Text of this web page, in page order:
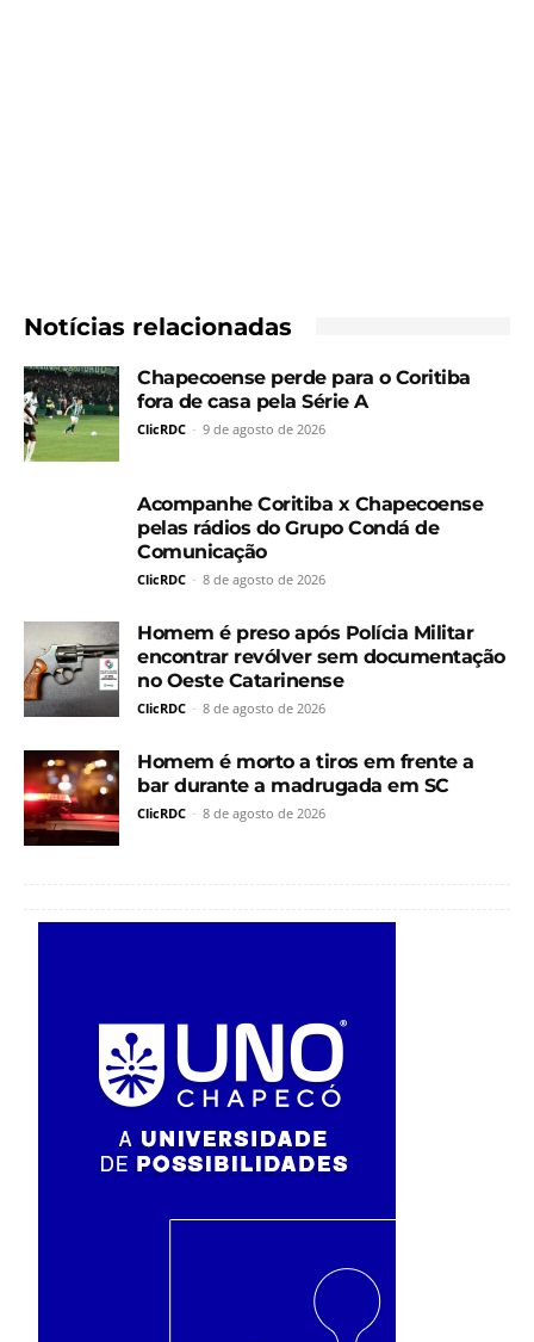
Notícias relacionadas
Chapecoense perde para o Coritiba
fora de casa pela Série A
ClicRDC - 9 de agosto de 2026
Acompanhe Coritiba x Chapecoense
pelas rádios do Grupo Condá de
Comunicação
ClicRDC - 8 de agosto de 2026
Homem é preso após Polícia Militar
encontrar revólver sem documentação
no Oeste Catarinense
ClicRDC - 8 de agosto de 2026
Homem é morto a tiros em frente a
bar durante a madrugada em SC
ClicRDC - 8 de agosto de 2026